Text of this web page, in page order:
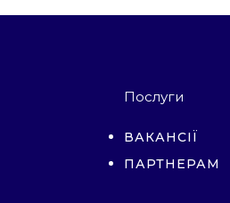
Послуги
ВАКАНСІЇ
ПАРТНЕРАМ